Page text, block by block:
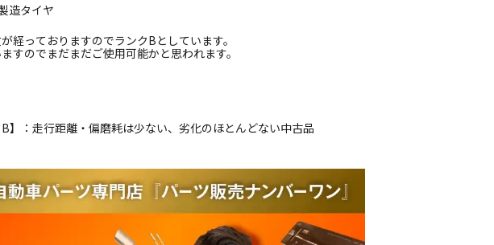
造タイヤ
経っておりますのでランクBとしています。
すのでまだまだご使用可能かと思われます。
B】：走行距離・偏磨耗は少ない、劣化のほとんどない中古品